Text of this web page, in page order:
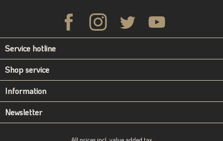
Service hotline
Shop service
Information
Newsletter